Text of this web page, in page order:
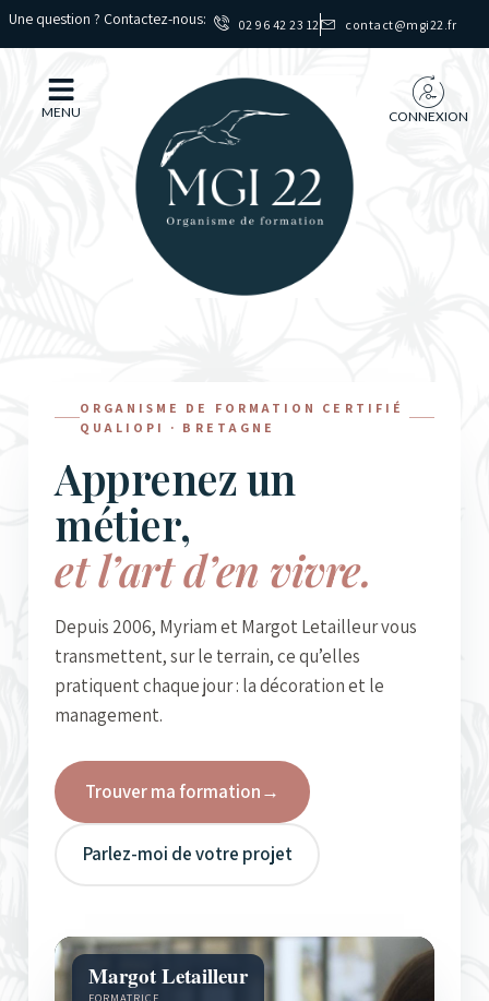
Une question ? Contactez-nous: 02 96 42 23 12 contact@mgi22.fr
MENU CONNEXION
ORGANISME DE FORMATION CERTIFIÉ
QUALIOPI · BRETAGNE
Apprenez un
métier,
et l’art d’en vivre.
Depuis 2006, Myriam et Margot Letailleur vous
transmettent, sur le terrain, ce qu’elles
pratiquent chaque jour : la décoration et le
management.
Trouver ma formation→
Parlez-moi de votre projet